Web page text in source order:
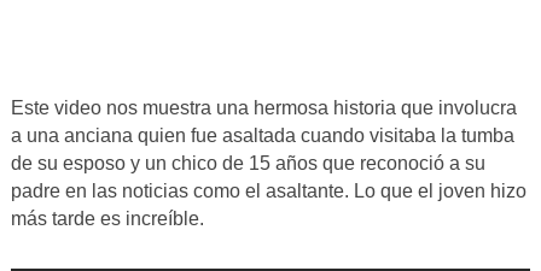
Este video nos muestra una hermosa historia que involucra
a una anciana quien fue asaltada cuando visitaba la tumba
de su esposo y un chico de 15 años que reconoció a su
padre en las noticias como el asaltante. Lo que el joven hizo
más tarde es increíble.